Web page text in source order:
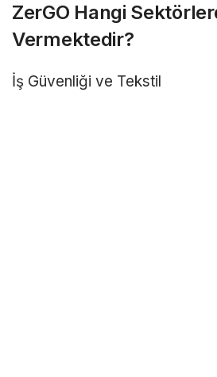
ZerGO Hangi
Vermektedir?
İş Güvenliği ve Tekstil